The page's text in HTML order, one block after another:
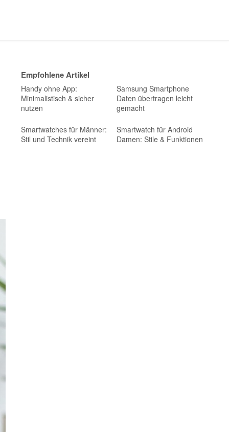
Empfohlene Artikel
Handy ohne App:
Minimalistisch & sicher
nutzen
Samsung Smartphone
Daten übertragen leicht
gemacht
Smartwatches für Männer:
Stil und Technik vereint
Smartwatch für Android
Damen: Stile & Funktionen